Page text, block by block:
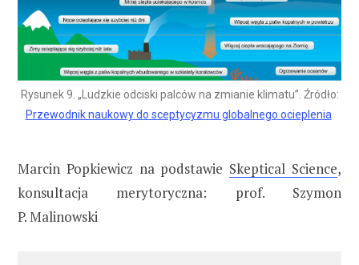
Rysunek 9. „Ludzkie odciski palców na zmianie klimatu”. Źródło:
Przewodnik naukowy do sceptycyzmu globalnego ocieplenia
Marcin Popkiewicz na podstawie Skeptical Science,
konsultacja merytoryczna: prof. Szymon
P. Malinowski